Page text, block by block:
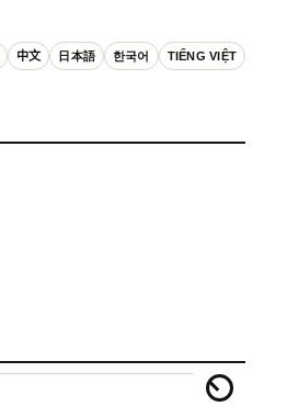
中文 日本語 한국어 TIẾNG VIỆT